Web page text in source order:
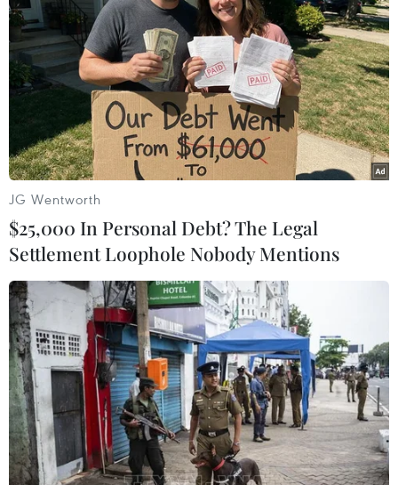
Theo dõi VietnamPlus
TIN LIÊN QUAN
JG Wentworth
$25,000 In Personal Debt? The Legal
Settlement Loophole Nobody Mentions